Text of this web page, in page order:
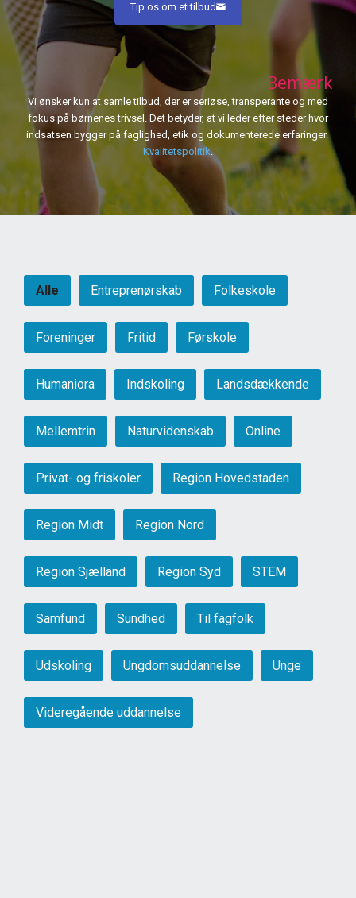
Tip os om et tilbud
Bemærk
Vi ønsker kun at samle tilbud, der er seriøse, transperante og med
fokus på børnenes trivsel. Det betyder, at vi leder efter steder hvor
indsatsen bygger på faglighed, etik og dokumenterede erfaringer.
Kvalitetspolitik.
Alle Entreprenørskab Folkeskole
Foreninger Fritid Førskole
Humaniora Indskoling Landsdækkende
Mellemtrin Naturvidenskab Online
Privat- og friskoler Region Hovedstaden
Region Midt Region Nord
Region Sjælland Region Syd STEM
Samfund Sundhed Til fagfolk
Udskoling Ungdomsuddannelse Unge
Videregående uddannelse